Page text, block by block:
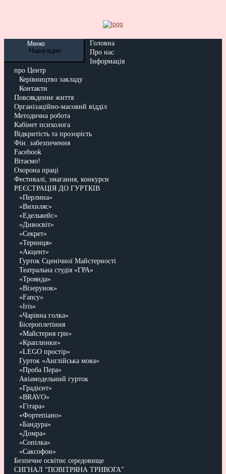
Навигация
Меню
Головна
Про нас
Інформація
про Центр
Керівництво закладу
Контакти
Повсякденне життя
Організаційно-масовий відділ
Методична робота
Кабінет психолога
Відкритість та прозорість
Фін. забезпечення
Facebook
Вітаємо!
Охорона праці
Фестивалі, змагання, конкурси
РЕЄСТРАЦІЯ ДО ГУРТКІВ
«Перлина»
«Вихиляс»
«Едельвейс»
«Дивосвіт»
«Секрет»
«Терниця»
«Акцент»
Гурток Сценічної Майстерності
Театральна студія «ГРА»
«Троянда»
«Візерунок»
«Fancy»
«Iris»
«Чарівна голка»
Бісероплетіння
«Майстерня гри»
«Краплинки»
«LEGO простір»
Гурток «Англійська мова»
«Проба Пера»
Авіамодельний гурток
«Градієнт»
«BRAVO»
«Гітара»
«Фортепіано»
«Бандура»
«Домра»
«Сопілка»
«Саксофон»
Безпечне освітнє середовище
СИГНАЛ “ПОВІТРЯНА ТРИВОГА”